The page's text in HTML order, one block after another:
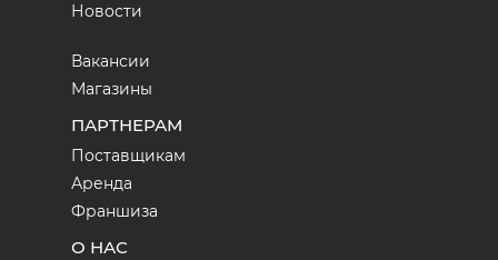
Новости
Вакансии
Магазины
ПАРТНЕРАМ
Поставщикам
Аренда
Франшиза
О НАС